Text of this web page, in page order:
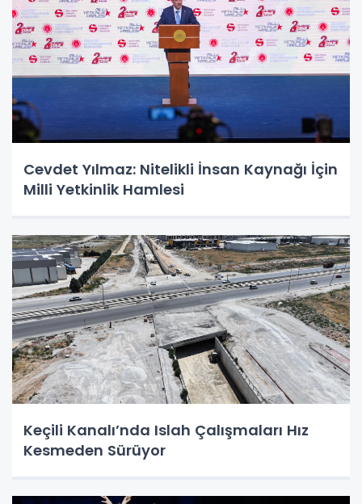
Cevdet Yılmaz: Nitelikli İnsan Kaynağı İçin
Milli Yetkinlik Hamlesi
Keçili Kanalı’nda Islah Çalışmaları Hız
Kesmeden Sürüyor